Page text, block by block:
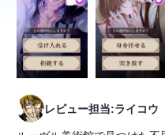
レビュー担当:ライコウ